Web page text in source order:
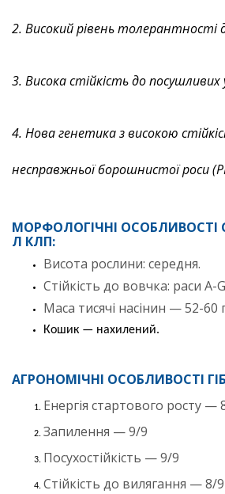
2. Високий рівень толерантності
3. Висока стійкість до посушливих
4. Нова генетика з високою
несправжньої борошнистої роси
МОРФОЛОГІЧНІ ОСОБЛИВОСТІ
Л КЛП:
Висота рослини: середня.
Стійкість до вовчка: раси A-
Маса тисячі насінин — 52-60
Кошик — нахилений.
АГРОНОМІЧНІ ОСОБЛИВОСТІ
Енергія стартового росту —
Запилення — 9/9
Посухостійкість — 9/9
Стійкість до вилягання — 8/9